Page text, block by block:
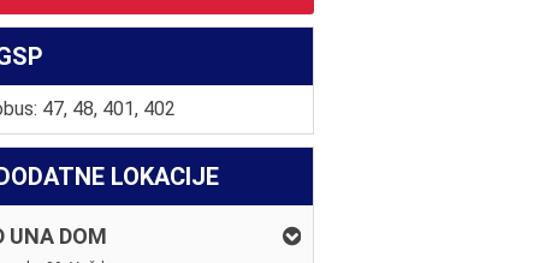
47, 48, 401, 402
LOKACIJE
UNA DOM